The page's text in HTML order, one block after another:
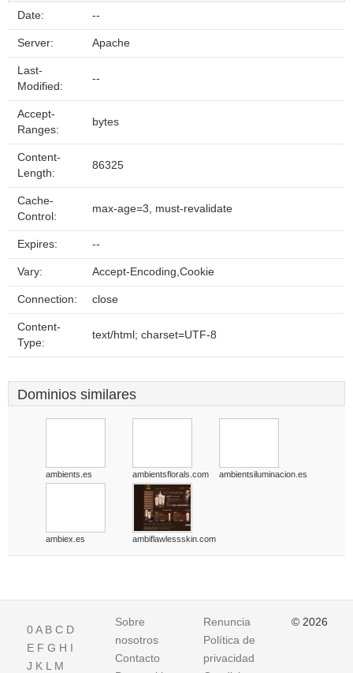
Date: --
Server: Apache
Last-
Modified:
--
Accept-
Ranges:
bytes
Content-
Length:
86325
Cache-
Control:
max-age=3, must-revalidate
Expires: --
Vary: Accept-Encoding,Cookie
Connection: close
Content-
Type:
text/html; charset=UTF-8
Dominios similares
ambients.es ambientsflorals.com ambientsiluminacion.es
ambiex.es ambiflawlessskin.com
0A B C D
E F G H I
J K L M
Sobre
nosotros
Contacto
Renuncia
Política de
privacidad
© 2026